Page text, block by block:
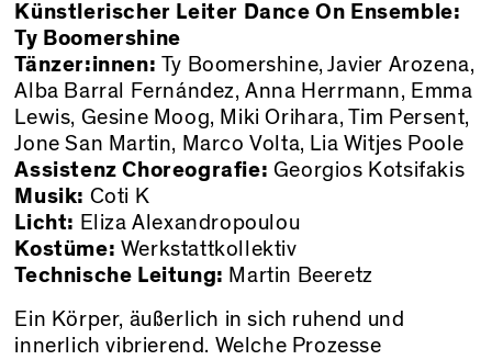
Künstlerischer Leiter Dance On Ensemble:
Ty Boomershine
Tänzer:innen: Ty Boomershine, Javier Arozena,
Alba Barral Fernández, Anna Herrmann, Emma
Lewis, Gesine Moog, Miki Orihara, Tim Persent,
Jone San Martin, Marco Volta, Lia Witjes Poole
Assistenz Choreografie: Georgios Kotsifakis
Musik: Coti K
Licht: Eliza Alexandropoulou
Kostüme: Werkstattkollektiv
Technische Leitung: Martin Beeretz
Ein Körper, äußerlich in sich ruhend und
innerlich vibrierend. Welche Prozesse